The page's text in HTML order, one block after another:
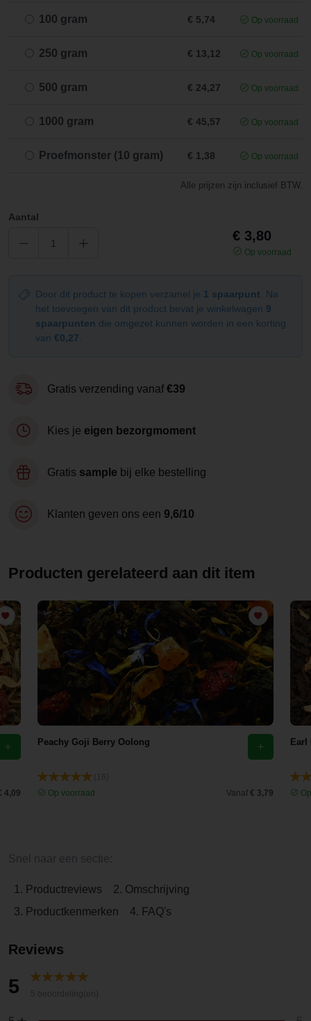
100 gram € 5,74 Op voorraad
250 gram € 13,12 Op voorraad
500 gram € 24,27 Op voorraad
1000 gram € 45,57 Op voorraad
Proefmonster (10 gram) € 1,38 Op voorraad
Alle prijzen zijn inclusief BTW.
Aantal
€ 3,80
Op voorraad
Door dit product te kopen verzamel je 1 spaarpunt . Na
het toevoegen van dit product bevat je winkelwagen 9
spaarpunten die omgezet kunnen worden in een korting
van €0,27
Gratis verzending vanaf €39
Kies je eigen bezorgmoment
Gratis sample bij elke bestelling
Klanten geven ons een 9,6/10
Producten gerelateerd aan dit item
4,09
Peachy Goji Berry Oolong
Op voorraad
Vanaf € 3,79
Earl
1. Productreviews
2. Omschrijving
3. Productkenmerken
4. FAQ's
Reviews
5